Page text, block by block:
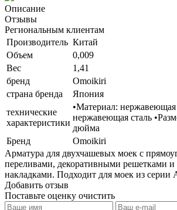
Описание
Отзывы
Региональным клиентам
Производитель Китай
Объем
0,009
Вес
1,41
бренд
Omoikiri
страна бренда
Япония
технические
характеристики
•Материал: нержавеющая
нержавеющая сталь
дюйма
Бренд
Omoikiri
Арматура для двухчашевых моек с
переливами, декоративными решетками
накладками. Подходит для моек из серии
Добавить отзыв
Поставьте оценку очистить